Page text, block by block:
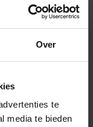
Over
te
media te bieden
klap terug naar
Neon Ruby is e...